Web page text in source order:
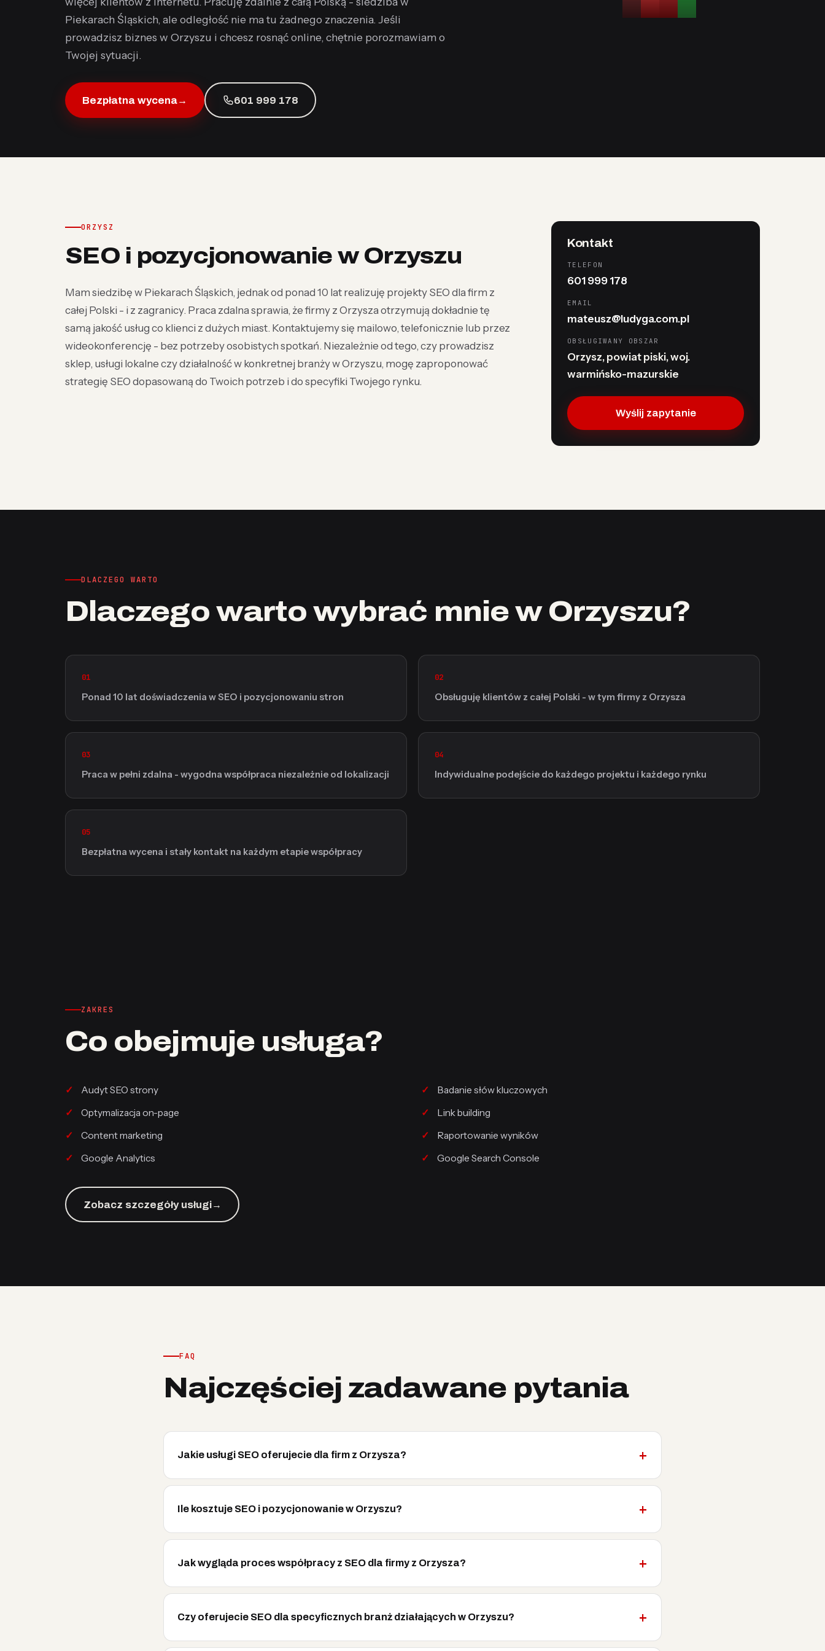
Piekarach Śląskich, ale odległość nie ma tu żadnego znaczenia. Jeśli
prowadzisz biznes w Orzyszu i chcesz rosnąć online, chętnie porozmawiam o
Twojej sytuacji.
Bezpłatna wycena→ 601 999 178
ORZYSZ
SEO i pozycjonowanie w Orzyszu
Mam siedzibę w Piekarach Śląskich, jednak od ponad 10 lat realizuję projekty SEO dla firm z
całej Polski - i z zagranicy. Praca zdalna sprawia, że firmy z Orzysza otrzymują dokładnie tę
samą jakość usług co klienci z dużych miast. Kontaktujemy się mailowo, telefonicznie lub przez
wideokonferencję - bez potrzeby osobistych spotkań. Niezależnie od tego, czy prowadzisz
sklep, usługi lokalne czy działalność w konkretnej branży w Orzyszu, mogę zaproponować
strategię SEO dopasowaną do Twoich potrzeb i do specyfiki Twojego rynku.
Kontakt
TELEFON
601 999 178
EMAIL
mateusz@ludyga.com.pl
OBSŁUGIWANY OBSZAR
Orzysz, powiat piski, woj.
warmińsko-mazurskie
Wyślij zapytanie
DLACZEGO WARTO
Dlaczego warto wybrać mnie w Orzyszu?
01
Ponad 10 lat doświadczenia w SEO i pozycjonowaniu stron
02
Obsługuję klientów z całej Polski - w tym firmy z Orzysza
03
Praca w pełni zdalna - wygodna współpraca niezależnie od lokalizacji
04
Indywidualne podejście do każdego projektu i każdego rynku
05
Bezpłatna wycena i stały kontakt na każdym etapie współpracy
ZAKRES
Co obejmuje usługa?
Audyt SEO strony
Badanie słów kluczowych
Optymalizacja on-page
Link building
Content marketing
Raportowanie wyników
Google Analytics
Google Search Console
Zobacz szczegóły usługi→
FAQ
Najczęściej zadawane pytania
Jakie usługi SEO oferujecie dla firm z Orzysza?
Ile kosztuje SEO i pozycjonowanie w Orzyszu?
Jak wygląda proces współpracy z SEO dla firmy z Orzysza?
Czy oferujecie SEO dla specyficznych branż działających w Orzyszu?